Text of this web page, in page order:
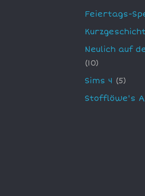
Feiertags-
Neulich auf
(10)
Sims 4 (5)
Stofflöwe's